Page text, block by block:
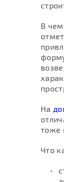
В
На
тоже
Что